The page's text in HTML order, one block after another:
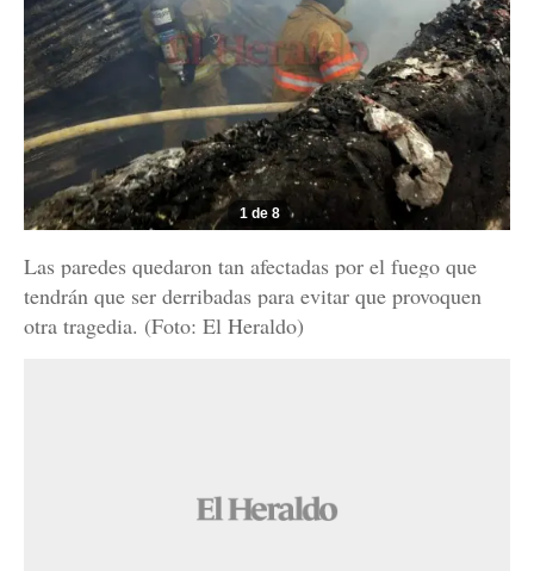
1 de 8
Las paredes quedaron tan afectadas por el fuego que
tendrán que ser derribadas para evitar que provoquen
otra tragedia. (Foto: El Heraldo)